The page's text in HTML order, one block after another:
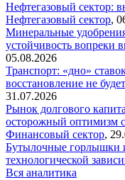
Нефтегазовый сектор:
Нефтегазовый сектор,
Минеральные
устойчивость вопреки
05.08.2026
Транспорт: «дно»
восстановление не
31.07.2026
Рынок долгового
осторожный оптимизм
Финансовый сектор,
Бутылочные горлышки
технологической
Вся аналитика